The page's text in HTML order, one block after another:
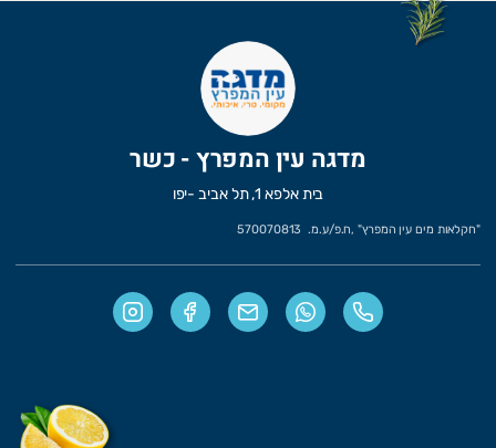
מדגה עין המפרץ - כשר
בית אלפא 1, תל אביב -יפו
"חקלאות מים עין המפרץ" ,ח.פ/ע.מ. 570070813